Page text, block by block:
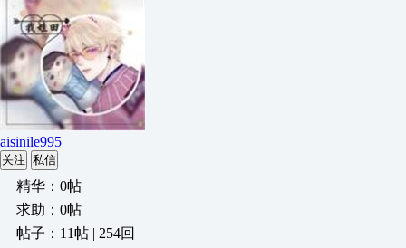
aisinile995
关注 私信
精华：0帖
求助：0帖
帖子：11帖 | 254回